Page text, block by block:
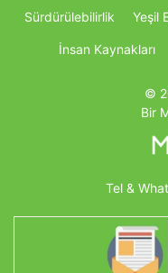
Sürdürülebilirlik Yeşil
İnsan Kaynakları
©
Bir
Tel &